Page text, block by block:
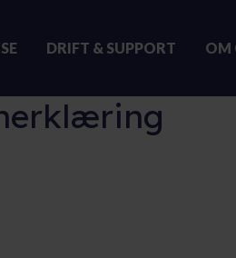
DRIFT & SUPPORT OM